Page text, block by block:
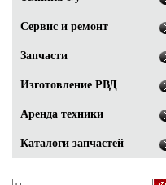
Сервис и ремонт
Запчасти
Изготовление РВД
Аренда техники
Каталоги запчастей